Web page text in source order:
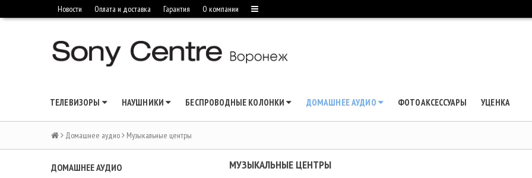
Новости Оплата и доставка Гарантия О компании
ТЕЛЕВИЗОРЫ НАУШНИКИ БЕСПРОВОДНЫЕ КОЛОНКИ ДОМАШНЕЕ АУДИО ФОТОАКСЕССУАРЫ УЦЕНКА
Домашнее аудио Музыкальные центры
ДОМАШНЕЕ АУДИО МУЗЫКАЛЬНЫЕ ЦЕНТРЫ